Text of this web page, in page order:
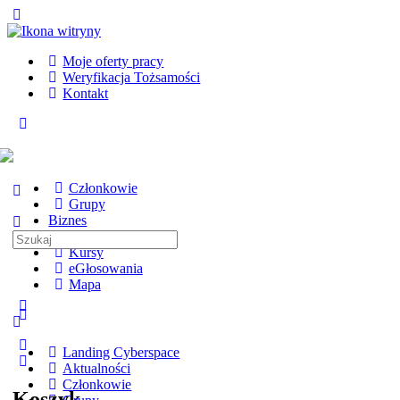
Side
Moje oferty pracy
Weryfikacja Tożsamości
Kontakt
Członkowie
Grupy
Biznes
Tematy
Kursy
eGłosowania
Mapa
Search
for:
Landing Cyberspace
Aktualności
Członkowie